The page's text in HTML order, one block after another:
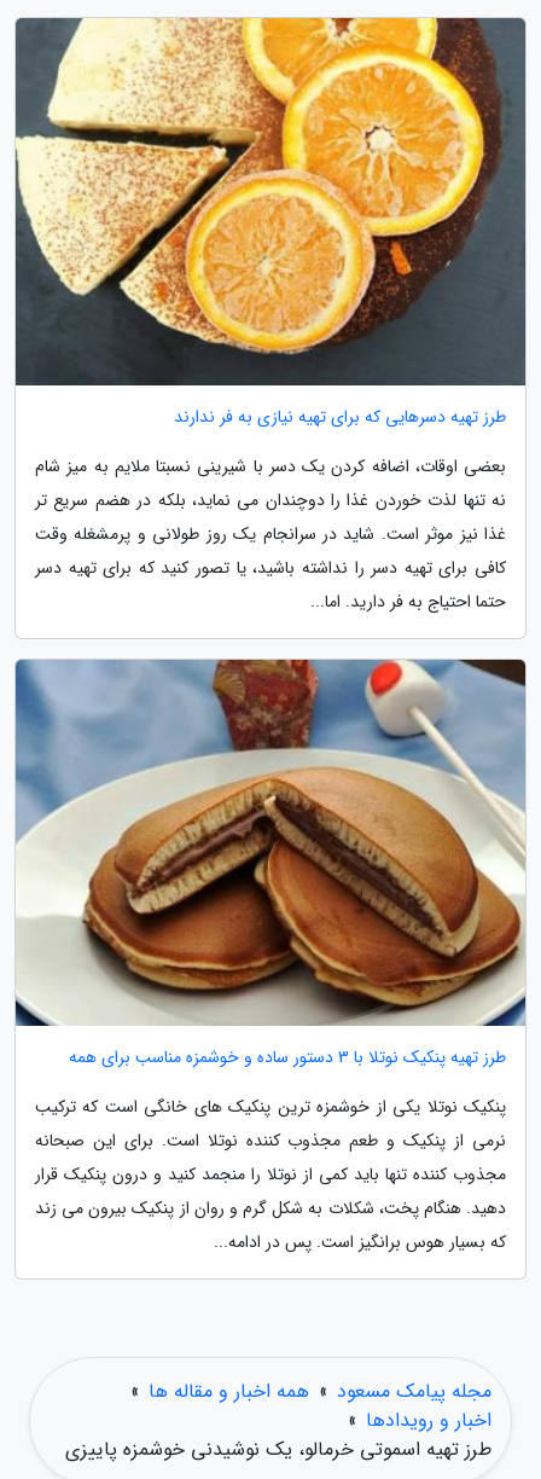
طرز تهیه دسرهایی که برای تهیه نیازی به فر ندارند
بعضی اوقات، اضافه کردن یک دسر با شیرینی نسبتا ملایم به میز شام
نه تنها لذت خوردن غذا را دوچندان می نماید، بلکه در هضم سریع تر
غذا نیز موثر است. شاید در سرانجام یک روز طولانی و پرمشغله وقت
کافی برای تهیه دسر را نداشته باشید، یا تصور کنید که برای تهیه دسر
حتما احتیاج به فر دارید. اما...
طرز تهیه پنکیک نوتلا با 3 دستور ساده و خوشمزه مناسب برای همه
پنکیک نوتلا یکی از خوشمزه ترین پنکیک های خانگی است که ترکیب
نرمی از پنکیک و طعم مجذوب کننده نوتلا است. برای این صبحانه
مجذوب کننده تنها باید کمی از نوتلا را منجمد کنید و درون پنکیک قرار
دهید. هنگام پخت، شکلات به شکل گرم و روان از پنکیک بیرون می زند
که بسیار هوس برانگیز است. پس در ادامه...
مجله پیامک مسعود » همه اخبار و مقاله ها »
اخبار و رویدادها »
طرز تهیه اسموتی خرمالو، یک نوشیدنی خوشمزه پاییزی